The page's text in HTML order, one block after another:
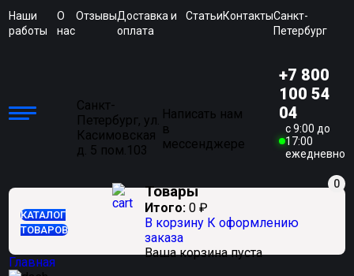
Наши
работы
О
нас
ОтзывыДоставка и
оплата
СтатьиКонтактыСанкт-
Петербург
Санкт-
Петербург, ул.
Касимовская
д. 5 пом.103
Написать нам
в
мессенджере
+7 800
100 54
04
c 9:00 до
17:00
ежедневно
КАТАЛОГ
ТОВАРОВ
0
Товары
Итого: 0 ₽
В корзину К оформлению
заказа
Ваша корзина пуста
Главная